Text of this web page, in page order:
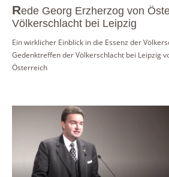
Rede Georg Erzherzog von
Völkerschlacht bei Leipzig
Ein wirklicher Einblick in die Essenz der
Gedenktreffen der Völkerschlacht bei Leipzig
Österreich